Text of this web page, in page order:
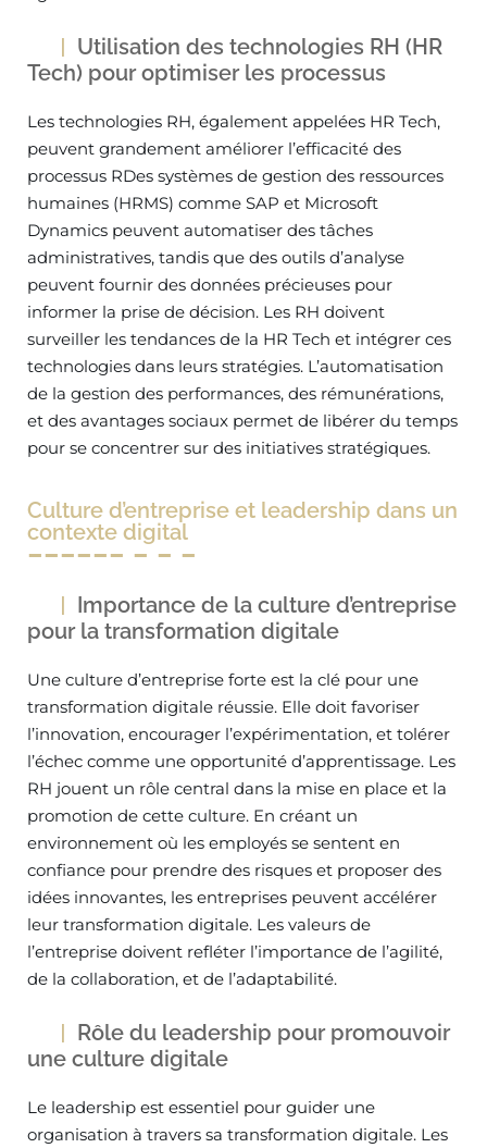
Utilisation des technologies RH (HR
Tech) pour optimiser les processus
Les technologies RH, également appelées HR Tech,
peuvent grandement améliorer l’efficacité des
processus RDes systèmes de gestion des ressources
humaines (HRMS) comme SAP et Microsoft
Dynamics peuvent automatiser des tâches
administratives, tandis que des outils d’analyse
peuvent fournir des données précieuses pour
informer la prise de décision. Les RH doivent
surveiller les tendances de la HR Tech et intégrer ces
technologies dans leurs stratégies. L’automatisation
de la gestion des performances, des rémunérations,
et des avantages sociaux permet de libérer du temps
pour se concentrer sur des initiatives stratégiques.
Culture d’entreprise et leadership dans un
contexte digital
Importance de la culture d’entreprise
pour la transformation digitale
Une culture d’entreprise forte est la clé pour une
transformation digitale réussie. Elle doit favoriser
l’innovation, encourager l’expérimentation, et tolérer
l’échec comme une opportunité d’apprentissage. Les
RH jouent un rôle central dans la mise en place et la
promotion de cette culture. En créant un
environnement où les employés se sentent en
confiance pour prendre des risques et proposer des
idées innovantes, les entreprises peuvent accélérer
leur transformation digitale. Les valeurs de
l’entreprise doivent refléter l’importance de l’agilité,
de la collaboration, et de l’adaptabilité.
Rôle du leadership pour promouvoir
une culture digitale
Le leadership est essentiel pour guider une
organisation à travers sa transformation digitale. Les